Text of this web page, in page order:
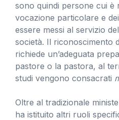
sono quindi persone cui è
vocazione particolare e
essere messi al servizio
società. Il riconoscimento
richiede un’adeguata
pastore o la pastora, al
studi vengono consacrati
Oltre al tradizionale
ha istituito altri ruoli